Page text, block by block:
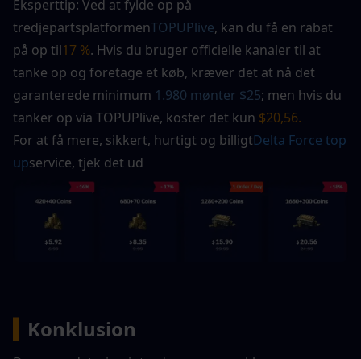
Eksperttip: Ved at fylde op på
tredjepartsplatformenTOPUPlive, kan du få en rabat
på op til17 %. Hvis du bruger officielle kanaler til at
tanke op og foretage et køb, kræver det at nå det
garanterede minimum 1.980 mønter $25; men hvis du
tanker op via TOPUPlive, koster det kun $20,56.
For at få mere, sikkert, hurtigt og billigtDelta Force top
upservice, tjek det ud
Konklusion